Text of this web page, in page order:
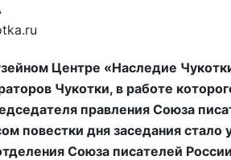
Центре «Наследие
Чукотки, в работе
правления Союза
повестки дня заседания стало
Союза писателей